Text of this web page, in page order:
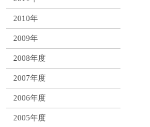
2010年
2009年
2008年度
2007年度
2006年度
2005年度